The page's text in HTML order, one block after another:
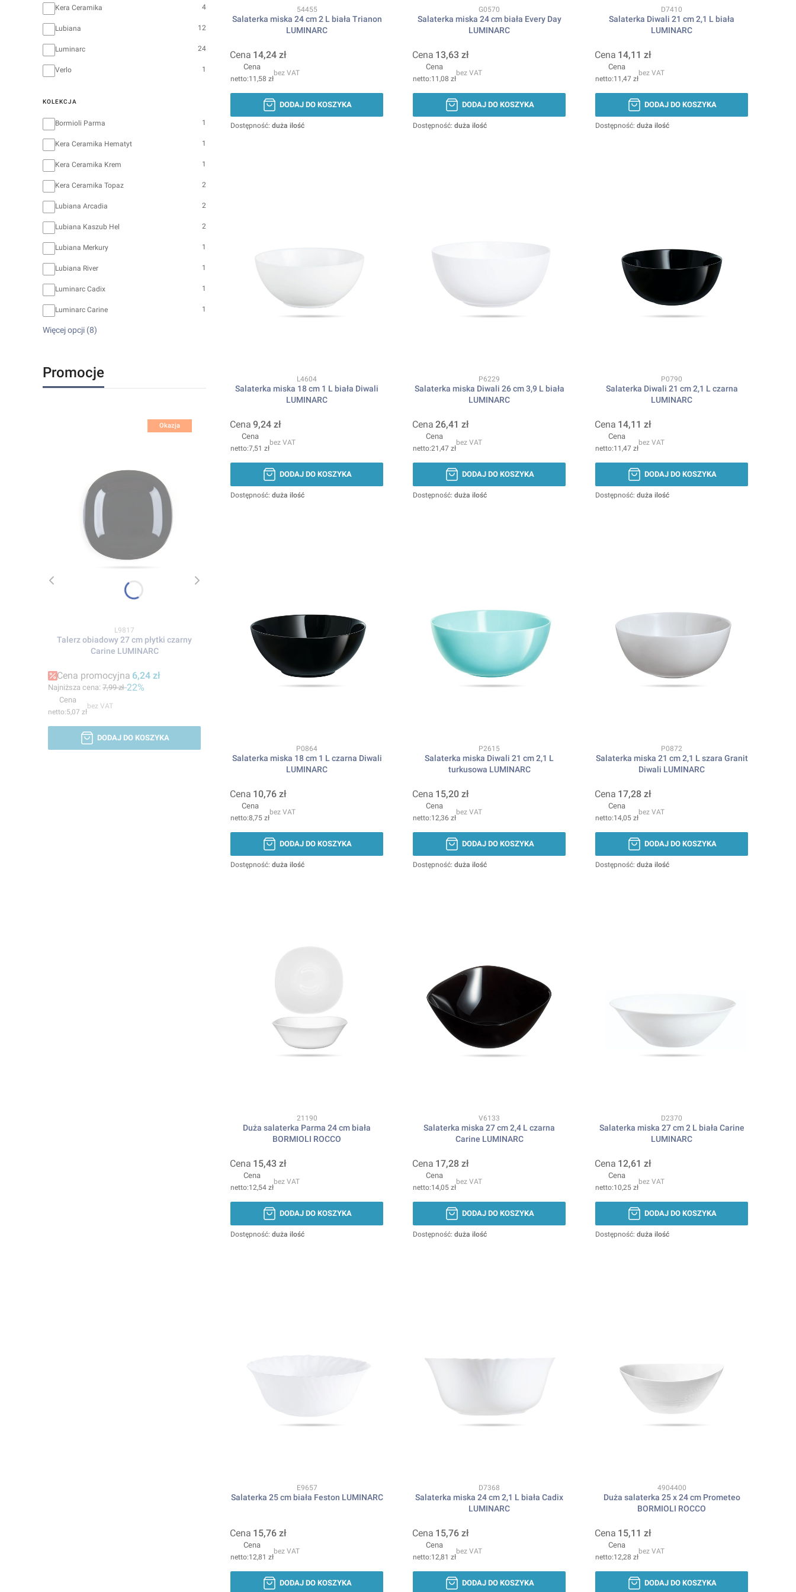
Kera Ceramika 4
Lubiana 12
Luminarc 24
Verlo 1
KOLEKCJA
Kolekcja
Bormioli Parma 1
Kera Ceramika Hematyt 1
Kera Ceramika Krem 1
Kera Ceramika Topaz 2
Lubiana Arcadia 2
Lubiana Kaszub Hel 2
Lubiana Merkury 1
Lubiana River 1
Luminarc Cadix 1
Luminarc Carine 1
Więcej opcji (8)
Promocje
Okazja
Kod produktu
L9817
Talerz obiadowy 27 cm płytki czarny
Carine LUMINARC
Cena promocyjna 6,24 zł
Najniższa cena: 7,99 zł-22%
Cena
5,07 zł
bez VAT
DODAJ DO KOSZYKA
Kod produktu
54455
Salaterka miska 24 cm 2 L biała Trianon
LUMINARC
Cena 14,24 zł
Cena
11,58 zł
bez VAT
DODAJ DO KOSZYKA
Dostępność: duża ilość
Kod produktu
G0570
Salaterka miska 24 cm biała Every Day
LUMINARC
Cena 13,63 zł
Cena
11,08 zł
bez VAT
DODAJ DO KOSZYKA
Dostępność: duża ilość
Kod produktu
D7410
Salaterka Diwali 21 cm 2,1 L biała
LUMINARC
Cena 14,11 zł
Cena
11,47 zł
bez VAT
DODAJ DO KOSZYKA
Dostępność: duża ilość
Kod produktu
L4604
Salaterka miska 18 cm 1 L biała Diwali
LUMINARC
Cena 9,24 zł
Cena
7,51 zł
bez VAT
DODAJ DO KOSZYKA
Dostępność: duża ilość
Kod produktu
P6229
Salaterka miska Diwali 26 cm 3,9 L biała
LUMINARC
Cena 26,41 zł
Cena
21,47 zł
bez VAT
DODAJ DO KOSZYKA
Dostępność: duża ilość
Kod produktu
P0790
Salaterka Diwali 21 cm 2,1 L czarna
LUMINARC
Cena 14,11 zł
Cena
11,47 zł
bez VAT
DODAJ DO KOSZYKA
Dostępność: duża ilość
Kod produktu
P0864
Salaterka miska 18 cm 1 L czarna Diwali
LUMINARC
Cena 10,76 zł
Cena
8,75 zł
bez VAT
DODAJ DO KOSZYKA
Dostępność: duża ilość
Kod produktu
P2615
Salaterka miska Diwali 21 cm 2,1 L
turkusowa LUMINARC
Cena 15,20 zł
Cena
12,36 zł
bez VAT
DODAJ DO KOSZYKA
Dostępność: duża ilość
Kod produktu
P0872
Salaterka miska 21 cm 2,1 L szara Granit
Diwali LUMINARC
Cena 17,28 zł
Cena
14,05 zł
bez VAT
DODAJ DO KOSZYKA
Dostępność: duża ilość
Kod produktu
21190
Duża salaterka Parma 24 cm biała
BORMIOLI ROCCO
Cena 15,43 zł
Cena
12,54 zł
bez VAT
DODAJ DO KOSZYKA
Dostępność: duża ilość
Kod produktu
V6133
Salaterka miska 27 cm 2,4 L czarna
Carine LUMINARC
Cena 17,28 zł
Cena
14,05 zł
bez VAT
DODAJ DO KOSZYKA
Dostępność: duża ilość
Kod produktu
D2370
Salaterka miska 27 cm 2 L biała Carine
LUMINARC
Cena 12,61 zł
Cena
10,25 zł
bez VAT
DODAJ DO KOSZYKA
Dostępność: duża ilość
Kod produktu
E9657
Salaterka 25 cm biała Feston LUMINARC
Cena 15,76 zł
Cena
12,81 zł
bez VAT
DODAJ DO KOSZYKA
Kod produktu
D7368
Salaterka miska 24 cm 2,1 L biała Cadix
LUMINARC
Cena 15,76 zł
Cena
12,81 zł
bez VAT
DODAJ DO KOSZYKA
Kod produktu
4904400
Duża salaterka 25 x 24 cm Prometeo
BORMIOLI ROCCO
Cena 15,11 zł
Cena
12,28 zł
bez VAT
DODAJ DO KOSZYKA